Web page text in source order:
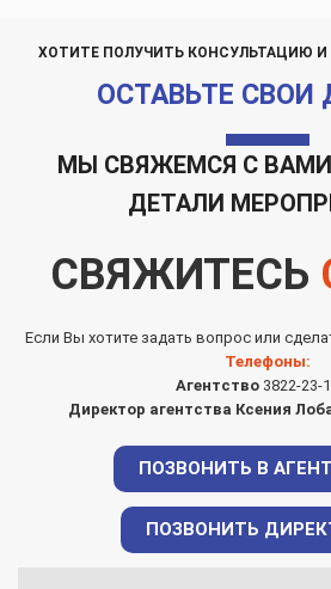
ХОТИТЕ ПОЛУЧИТЬ КОНСУЛЬТАЦИЮ
ОСТАВЬТЕ СВОИ
МЫ СВЯЖЕМСЯ С
ДЕТАЛИ
СВЯЖИТЕСЬ
Если Вы хотите задать вопрос или
Телефоны:
Агентство3822-23-
Директор агентства Ксения
ПОЗВОНИТЬ В
ПОЗВОНИТЬ